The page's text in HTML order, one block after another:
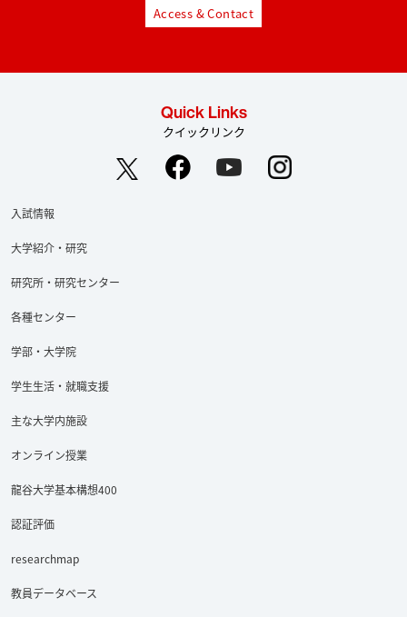
Access & Contact
Quick Links
クイックリンク
入試情報
大学紹介・研究
研究所・研究センター
各種センター
学部・大学院
学生生活・就職支援
主な大学内施設
オンライン授業
龍谷大学基本構想400
認証評価
researchmap
教員データベース